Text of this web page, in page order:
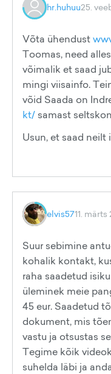
hr.huhuu25.
Võta ühendust
Toomas, need
võimalik et saad
mingi viisainfo.
võid Saada on
kt/ samast
Usun, et saad neilt
elvis5711.
Suur sebimine
kohalik kontakt,
raha saadetud
üleminek meie
45 eur. Saadetud
dokument, mis
vastu ja otsustas
Tegime kõik
suhelda läbi ja